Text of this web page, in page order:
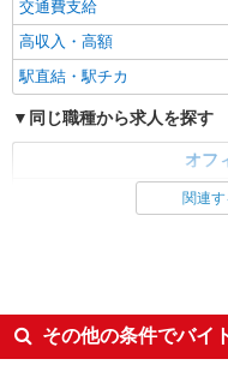
交通費支給
高収入・高額
駅直結・駅チカ
同じ職種から求人を探す
オフ
土日祝休み
関連
その他の条件でバイ